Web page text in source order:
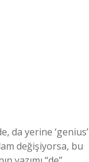
da yerine ‘genius’
değişiyorsa, bu